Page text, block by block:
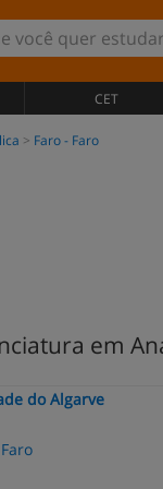
CET
Faro - Faro
em
do Algarve